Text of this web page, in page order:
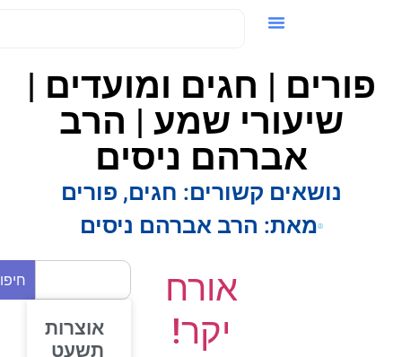
פורים | חגים ומועדים |
שיעורי שמע | הרב
אברהם ניסים
נושאים קשורים: חגים,פורים
מאת:הרב אברהם ניסים
אורח
יקר!
חיפוש
אוצרות
תשעט